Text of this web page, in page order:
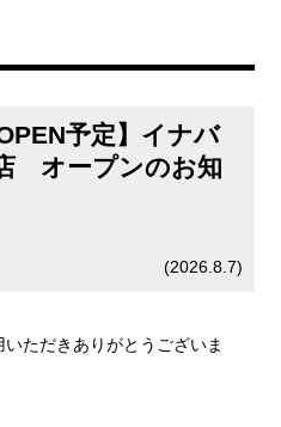
予定】イナバ
オープンのお知
(2026.8.7)
ただきありがとうございま